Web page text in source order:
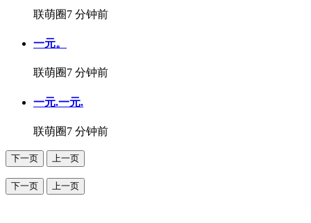
联萌圈7 分钟前
一元。
联萌圈7 分钟前
一元.一元.
联萌圈7 分钟前
下一页 上一页
下一页 上一页